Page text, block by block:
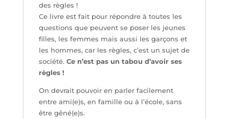
des règles !
Ce livre est fait pour répondre à toutes les
questions que peuvent se poser les jeunes
filles, les femmes mais aussi les garçons et
les hommes, car les règles, c’est un sujet de
société. Ce n’est pas un tabou d’avoir ses
règles !
On devrait pouvoir en parler facilement
entre ami(e)s, en famille ou à l’école, sans
être gêné(e)s.